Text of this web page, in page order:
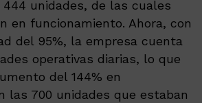
unidades, de las cuales
en funcionamiento. Ahora, con
del 95%, la empresa cuenta
operativas diarias, lo que
del 144% en
las 700 unidades que estaban